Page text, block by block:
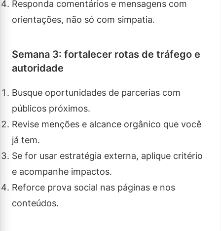
Responda comentários e mensagens com
orientações, não só com simpatia.
Semana 3: fortalecer rotas de tráfego e
autoridade
Busque oportunidades de parcerias com
públicos próximos.
Revise menções e alcance orgânico que você
já tem.
Se for usar estratégia externa, aplique critério
e acompanhe impactos.
Reforce prova social nas páginas e nos
conteúdos.